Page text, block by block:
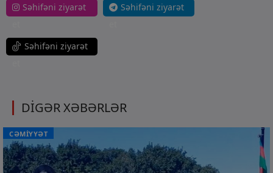
Səhifəni ziyarət
Səhifəni ziyarət
Səhifəni ziyarət
DİGƏR XƏBƏRLƏR
CƏMİYYƏT